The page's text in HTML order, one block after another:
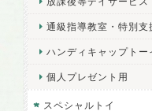
通級指導教室・特別支
ハンディキャップトー
個人プレゼント用
スペシャルトイ